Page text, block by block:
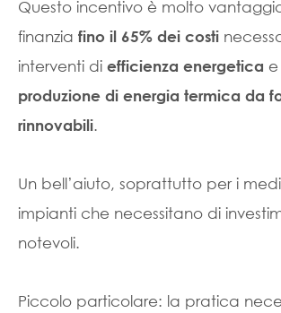
Questo incentivo è molto
finanzia fino il 65% dei costi
interventi di efficienza energetica
produzione di energia termica da
rinnovabili.
Un bell’aiuto, soprattutto per i
impianti che necessitano di
notevoli.
Piccolo particolare: la pratica